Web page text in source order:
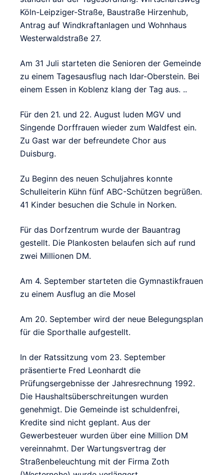
Köln-Leipziger-Straße, Baustraße Hirzenhub,
Antrag auf Windkraftanlagen und Wohnhaus
Westerwaldstraße 27.
Am 31 Juli starteten die Senioren der Gemeinde
zu einem Tagesausflug nach Idar-Oberstein. Bei
einem Essen in Koblenz klang der Tag aus. ..
Für den 21. und 22. August luden MGV und
Singende Dorffrauen wieder zum Waldfest ein.
Zu Gast war der befreundete Chor aus
Duisburg.
Zu Beginn des neuen Schuljahres konnte
Schulleiterin Kühn fünf ABC-Schützen begrüßen.
41 Kinder besuchen die Schule in Norken.
Für das Dorfzentrum wurde der Bauantrag
gestellt. Die Plankosten belaufen sich auf rund
zwei Millionen DM.
Am 4. September starteten die Gymnastikfrauen
zu einem Ausflug an die Mosel
Am 20. September wird der neue Belegungsplan
für die Sporthalle aufgestellt.
In der Ratssitzung vom 23. September
präsentierte Fred Leonhardt die
Prüfungsergebnisse der Jahresrechnung 1992.
Die Haushaltsüberschreitungen wurden
genehmigt. Die Gemeinde ist schuldenfrei,
Kredite sind nicht geplant. Aus der
Gewerbesteuer wurden über eine Million DM
vereinnahmt. Der Wartungsvertrag der
Straßenbeleuchtung mit der Firma Zoth